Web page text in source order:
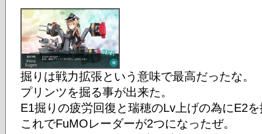
掘りは戦力拡張という意味で最高だったな。
プリンツを掘る事が出来た。
E1掘りの疲労回復と瑞穂のLv上げの為にE2
これでFuMOレーダーが2つになったぜ。